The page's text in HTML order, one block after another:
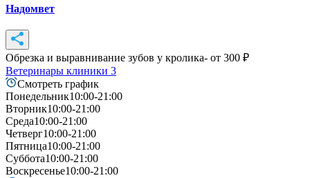
Надомвет
Обрезка и выравнивание зубов у кролика- от 300 ₽
Ветеринары клиники 3
Смотреть график
Понедельник10:00-21:00
Вторник10:00-21:00
Среда10:00-21:00
Четверг10:00-21:00
Пятница10:00-21:00
Суббота10:00-21:00
Воскресенье10:00-21:00